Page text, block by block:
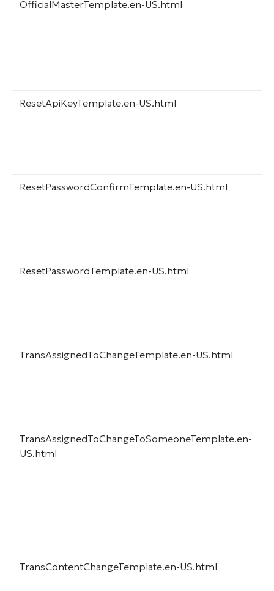
OfficialMasterTemplate.en-US.html
ResetApiKeyTemplate.en-US.html
ResetPasswordConfirmTemplate.en-US.html
ResetPasswordTemplate.en-US.html
TransAssignedToChangeTemplate.en-US.html
TransAssignedToChangeToSomeoneTemplate.en-
US.html
TransContentChangeTemplate.en-US.html